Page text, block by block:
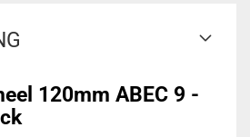
120mm ABEC 9 -